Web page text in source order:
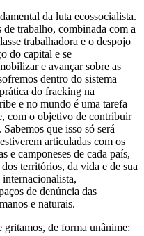
da luta ecossocialista.
trabalho, combinada com a
trabalhadora e o despojo
do capital e se
e avançar sobre as
dentro do sistema
do fracking na
e no mundo é uma tarefa
com o objetivo de contribuir
que isso só será
articuladas com os
e camponeses de cada país,
territórios, da vida e de sua
de denúncia das
e naturais.
gritamos, de forma unânime: